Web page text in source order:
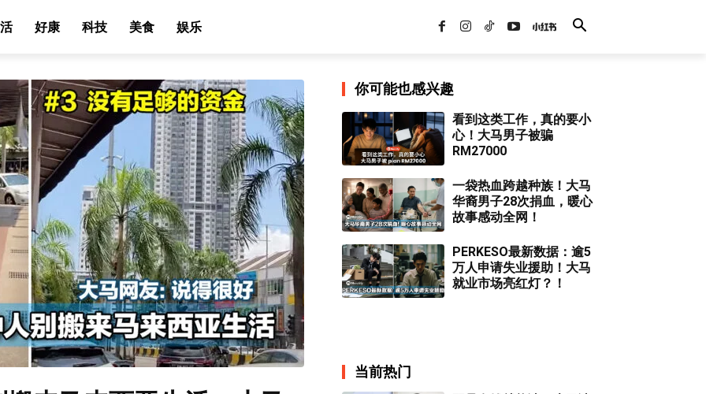
好康 科技 美食 娱乐
你可能也感兴趣
看到这类工作，真的要小
心！大马男子被骗
RM27000
一袋热血跨越种族！大马
华裔男子28次捐血，暖心
故事感动全网！
PERKESO最新数据：逾5
万人申请失业援助！大马
就业市场亮红灯？！
当前热门